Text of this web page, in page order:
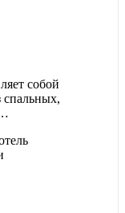
собой
спальных,